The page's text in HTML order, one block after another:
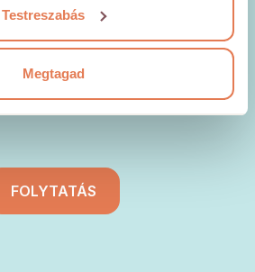
Testreszabás
Megtagad
FOLYTATÁS